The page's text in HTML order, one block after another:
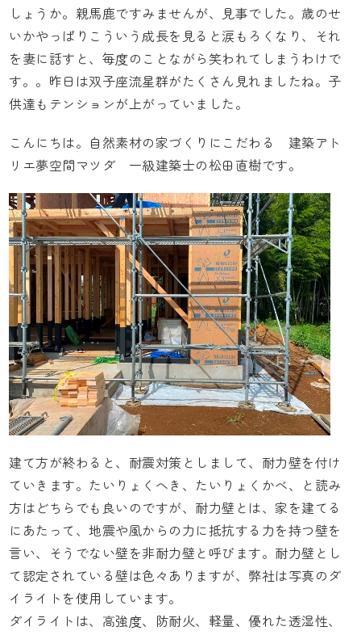
しょうか。親馬鹿ですみませんが、見事でした。歳のせ
いかやっぱりこういう成長を見ると涙もろくなり、それ
を妻に話すと、毎度のことながら笑われてしまうわけで
す。。昨日は双子座流星群がたくさん見れましたね。子
供達もテンションが上がっていました。
こんにちは。自然素材の家づくりにこだわる 建築アト
リエ夢空間マツダ 一級建築士の松田直樹です。
建て方が終わると、耐震対策としまして、耐力壁を付け
ていきます。たいりょくへき、たいりょくかべ、と読み
方はどちらでも良いのですが、耐力壁とは、家を建てる
にあたって、地震や風からの力に抵抗する力を持つ壁を
言い、そうでない壁を非耐力壁と呼びます。耐力壁とし
て認定されている壁は色々ありますが、弊社は写真のダ
イライトを使用しています。
ダイライトは、高強度、防耐火、軽量、優れた透湿性、